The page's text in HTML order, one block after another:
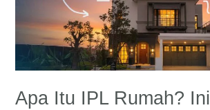
Apa Itu IPL Rumah? Ini
Pengertian,
dan
Biayanya